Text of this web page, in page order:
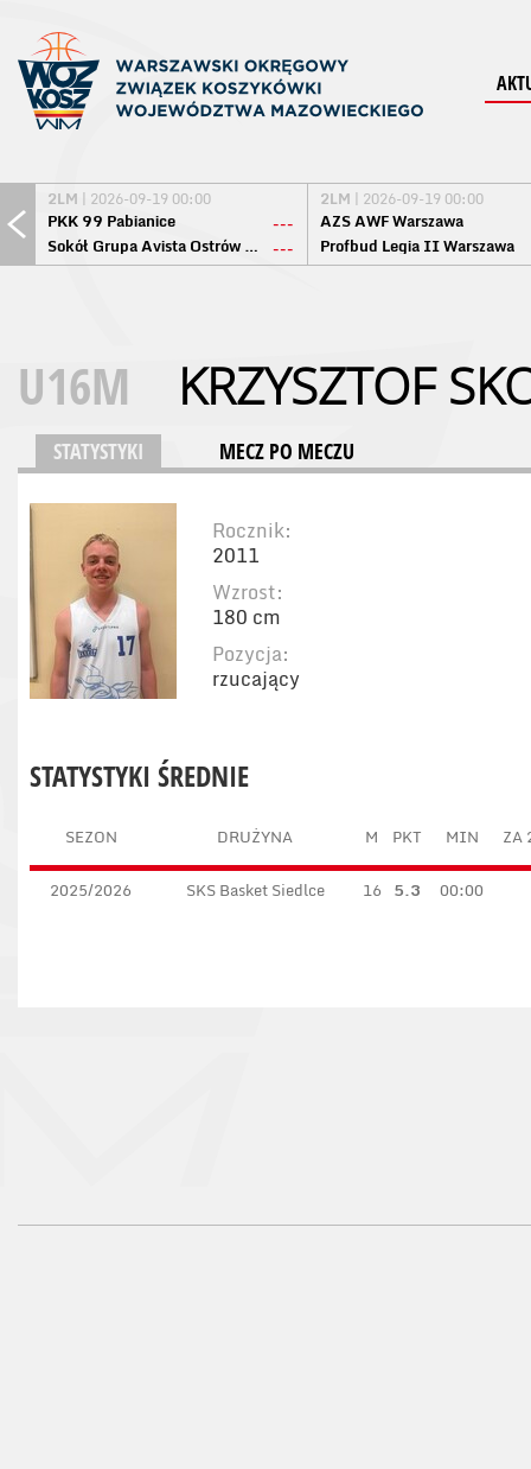
2LM | 2026-09-19 00:00
PKK 99 Pabianice
---
Sokół Grupa Avista Ostrów Maz. ---
2LM | 2026-09-19 00:00
AZS AWF Warszawa
Profbud Legia II Warszawa
U16M KRZYSZTOF
STATYSTYKI MECZ PO MECZU
Rocznik:
2011
Wzrost:
180 cm
Pozycja:
rzucający
STATYSTYKI ŚREDNIE
SEZON DRUŻYNA M PKT MIN ZA
2025/2026 SKS Basket Siedlce 16 5.3 00:00